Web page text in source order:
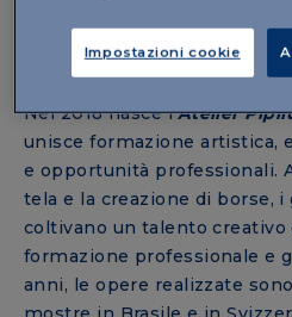
Nel 2018 nasce l’Atelier
unisce formazione artistica,
e opportunità professionali.
tela e la creazione di borse,
coltivano un talento creativo
formazione professionale e
anni, le opere realizzate
Impostazioni cookie